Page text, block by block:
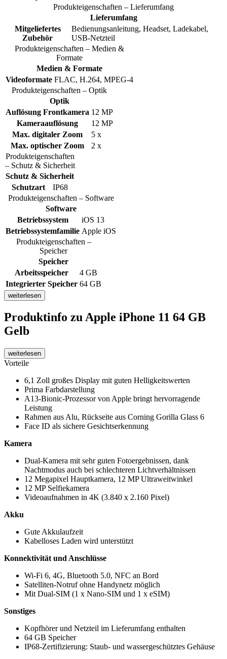
Produkteigenschaften – Lieferumfang
Lieferumfang
Mitgeliefertes
Zubehör
Bedienungsanleitung, Headset, Ladekabel,
USB-Netzteil
Produkteigenschaften – Medien &
Formate
Medien & Formate
Videoformate FLAC, H.264, MPEG-4
Produkteigenschaften – Optik
Optik
Auflösung Frontkamera 12 MP
Kameraauflösung
12 MP
Max. digitaler Zoom
5 x
Max. optischer Zoom
2 x
Produkteigenschaften
– Schutz & Sicherheit
Schutz & Sicherheit
Schutzart
IP68
Produkteigenschaften – Software
Software
Betriebssystem
iOS 13
Betriebssystemfamilie Apple iOS
Produkteigenschaften –
Speicher
Speicher
Arbeitsspeicher
4 GB
Integrierter Speicher 64 GB
weiterlesen
Produktinfo zu Apple iPhone 11 64 GB
Gelb
weiterlesen
Vorteile
6,1 Zoll großes Display mit guten Helligkeitswerten
Prima Farbdarstellung
A13-Bionic-Prozessor von Apple bringt hervorragende
Leistung
Rahmen aus Alu, Rückseite aus Corning Gorilla Glass 6
Face ID als sichere Gesichtserkennung
Kamera
Dual-Kamera mit sehr guten Fotoergebnissen, dank
Nachtmodus auch bei schlechteren Lichtverhältnissen
12 Megapixel Hauptkamera, 12 MP Ultraweitwinkel
12 MP Selfiekamera
Videoaufnahmen in 4K (3.840 x 2.160 Pixel)
Akku
Gute Akkulaufzeit
Kabelloses Laden wird unterstützt
Konnektivität und Anschlüsse
Wi-Fi 6, 4G, Bluetooth 5.0, NFC an Bord
Satelliten-Notruf ohne Handynetz möglich
Mit Dual-SIM (1 x Nano-SIM und 1 x eSIM)
Sonstiges
Kopfhörer und Netzteil im Lieferumfang enthalten
64 GB Speicher
IP68-Zertifizierung: Staub- und wassergeschütztes Gehäuse